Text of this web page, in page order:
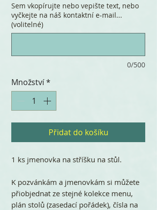
Sem vkopírujte nebo vepište text, nebo
vyčkejte na náš kontaktní e-mail...
(volitelné)
0/500
Množství*
Přidat do košíku
1 ks jmenovka na stříšku na stůl.
K pozvánkám a jmenovkám si můžete
přiobjednat ze stejné kolekce menu,
plán stolů (zasedací pořádek), čísla na